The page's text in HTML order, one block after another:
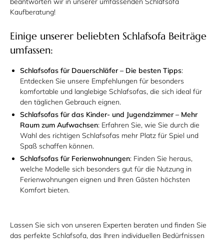
Kaufberatung!
Einige unserer beliebten Schlafsofa Beiträge
umfassen:
Schlafsofas für Dauerschläfer – Die besten Tipps:
Entdecken Sie unsere Empfehlungen für besonders
komfortable und langlebige Schlafsofas, die sich ideal für
den täglichen Gebrauch eignen.
Schlafsofas für das Kinder- und Jugendzimmer – Mehr
Raum zum Aufwachsen: Erfahren Sie, wie Sie durch die
Wahl des richtigen Schlafsofas mehr Platz für Spiel und
Spaß schaffen können.
Schlafsofas für Ferienwohnungen: Finden Sie heraus,
welche Modelle sich besonders gut für die Nutzung in
Ferienwohnungen eignen und Ihren Gästen höchsten
Komfort bieten.
Lassen Sie sich von unseren Experten beraten und finden Sie
das perfekte Schlafsofa, das Ihren individuellen Bedürfnissen